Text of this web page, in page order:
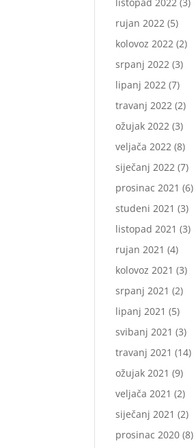
rujan 2022 (5)
kolovoz 2022 (2)
srpanj 2022 (3)
lipanj 2022 (7)
travanj 2022 (2)
ožujak 2022 (3)
veljača 2022 (8)
siječanj 2022 (7)
prosinac 2021 (6)
studeni 2021 (3)
listopad 2021 (3)
rujan 2021 (4)
kolovoz 2021 (3)
srpanj 2021 (2)
lipanj 2021 (5)
svibanj 2021 (3)
travanj 2021 (14)
ožujak 2021 (9)
veljača 2021 (2)
siječanj 2021 (2)
prosinac 2020 (8)